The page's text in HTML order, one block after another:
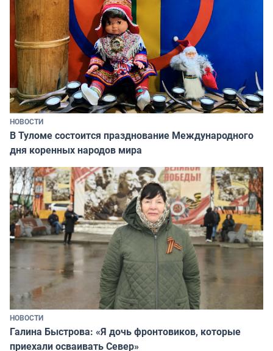
НОВОСТИ
В Туломе состоится празднование Международного
дня коренных народов мира
НОВОСТИ
Галина Быстрова: «Я дочь фронтовиков, которые
приехали осваивать Север»